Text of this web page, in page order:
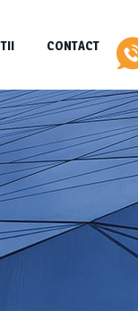
CONTACT